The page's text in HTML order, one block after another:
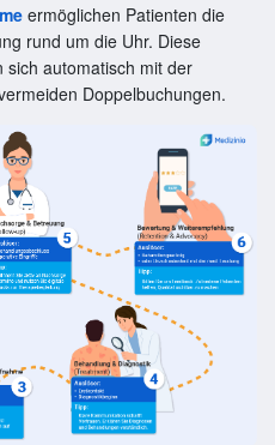
ermöglichen Patienten die
rund um die Uhr. Diese
sich automatisch mit der
Doppelbuchungen.